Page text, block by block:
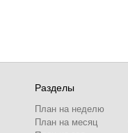
Разделы
План на неделю
План на месяц